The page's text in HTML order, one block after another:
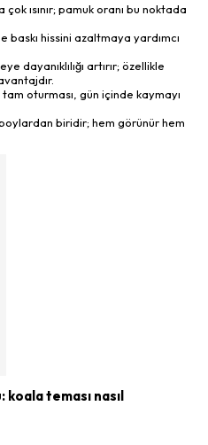
çok ısınır; pamuk oranı bu noktada
baskı hissini azaltmaya yardımcı
dayanıklılığı artırır; özellikle
oturması, gün içinde kaymayı
biridir; hem görünür hem
teması nasıl